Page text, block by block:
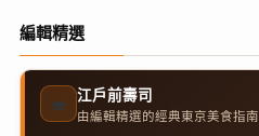
編輯精選
🍣 江戶前壽司
由編輯精選的經典東京美食指南